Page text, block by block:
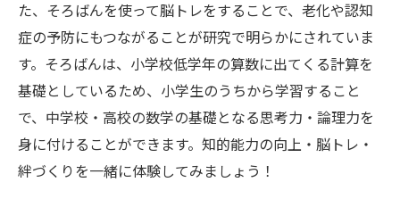
た、そろばんを使って脳トレをすることで、老化や認知
症の予防にもつながることが研究で明らかにされていま
す。そろばんは、小学校低学年の算数に出てくる計算を
基礎としているため、小学生のうちから学習すること
で、中学校・高校の数学の基礎となる思考力・論理力を
身に付けることができます。知的能力の向上・脳トレ・
絆づくりを一緒に体験してみましょう！